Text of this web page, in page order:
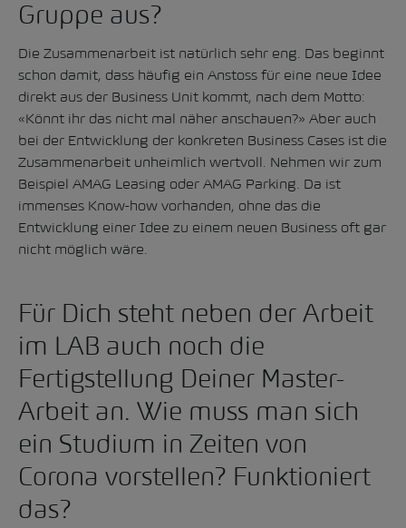
Gruppe aus?
Die Zusammenarbeit ist natürlich sehr eng. Das beginnt
schon damit, dass häufig ein Anstoss für eine neue Idee
direkt aus der Business Unit kommt, nach dem Motto:
«Könnt ihr das nicht mal näher anschauen?» Aber auch
bei der Entwicklung der konkreten Business Cases ist die
Zusammenarbeit unheimlich wertvoll. Nehmen wir zum
Beispiel AMAG Leasing oder AMAG Parking. Da ist
immenses Know-how vorhanden, ohne das die
Entwicklung einer Idee zu einem neuen Business oft gar
nicht möglich wäre.
Für Dich steht neben der Arbeit
im LAB auch noch die
Fertigstellung Deiner Master-
Arbeit an. Wie muss man sich
ein Studium in Zeiten von
Corona vorstellen? Funktioniert
das?